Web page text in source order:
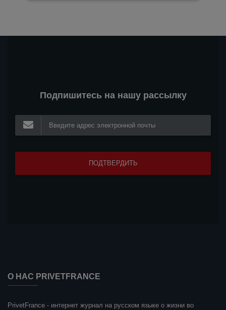
Подпишитесь на нашу рассылку
О НАС PRIVETFRANCE
PrivetFrance - интернет журнал на русском языке о жизни во